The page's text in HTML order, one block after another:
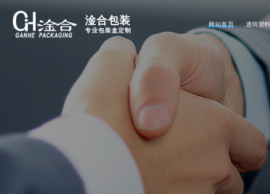
淦合包装
专业包装盒定制
网站首页 透明塑